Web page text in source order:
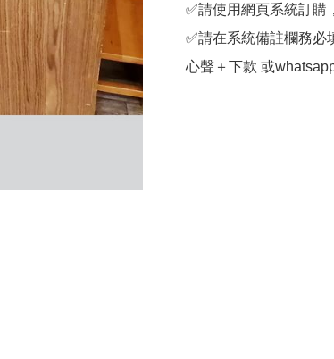
✅請使用網頁系統訂購
✅請在系統備註欄務必
心聲＋下款 或